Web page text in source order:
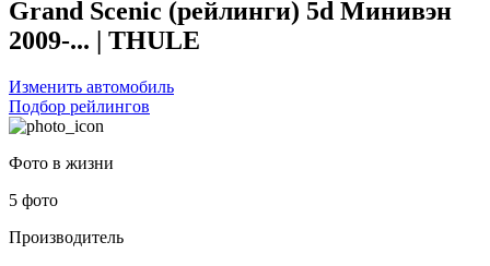
Grand Scenic (рейлинги) 5d Минивэн
2009-... | THULE
Изменить автомобиль
Подбор рейлингов
Фото в жизни
5 фото
Производитель